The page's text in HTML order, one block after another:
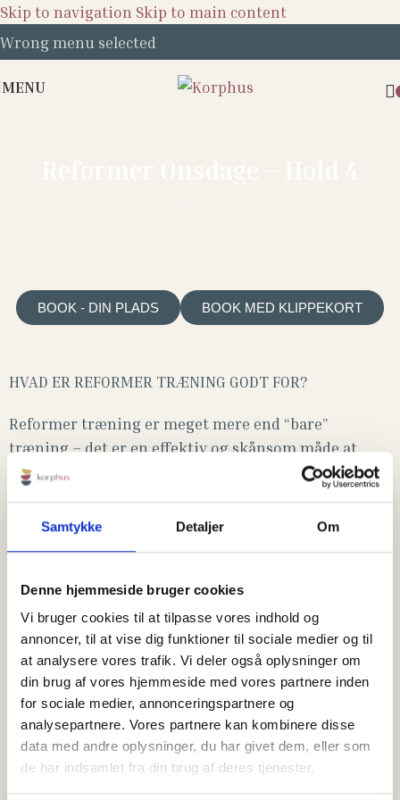
Samtykke Detaljer Om
Denne hjemmeside bruger cookies
Vi bruger cookies til at tilpasse vores indhold og
annoncer, til at vise dig funktioner til sociale medier og til
at analysere vores trafik. Vi deler også oplysninger om
din brug af vores hjemmeside med vores partnere inden
for sociale medier, annonceringspartnere og
analysepartnere. Vores partnere kan kombinere disse
data med andre oplysninger, du har givet dem, eller som
de har indsamlet fra din brug af deres tjenester.
Skip to navigation Skip to main content
Wrong menu selected
MENU
BOOK - DIN PLADS BOOK MED KLIPPEKORT
HVAD ER REFORMER TRÆNING GODT FOR?
Reformer træning er meget mere end “bare”
træning – det er en effektiv og skånsom måde at
styrke hele kroppen på.
og kontrollerede bevægelser, som aktiverer både de
✔️Styrke i hele kroppen– især core, ryg og baller
✔️Bedre kropsholdning
✔️ Stabilitet og balance
✔️Øget smidighed og mobilitet
✔️Skånsom træning for led og muskler
✔️Forebyggelse af skader